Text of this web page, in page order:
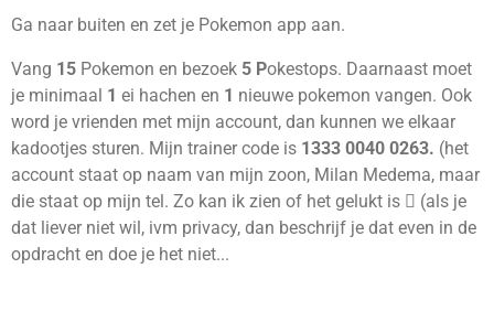
Ga naar buiten en zet je Pokemon app aan.
Vang 15 Pokemon en bezoek 5 Pokestops. Daarnaast moet
je minimaal 1 ei hachen en 1 nieuwe pokemon vangen. Ook
word je vrienden met mijn account, dan kunnen we elkaar
kadootjes sturen. Mijn trainer code is 1333 0040 0263. (het
account staat op naam van mijn zoon, Milan Medema, maar
die staat op mijn tel. Zo kan ik zien of het gelukt is  (als je
dat liever niet wil, ivm privacy, dan beschrijf je dat even in de
opdracht en doe je het niet...